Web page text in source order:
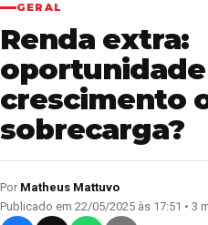
GERAL
Renda extra:
crescimento
sobrecarga?
Por Matheus Mattuvo
Publicado em 22/05/2025 às 17:51 • 3